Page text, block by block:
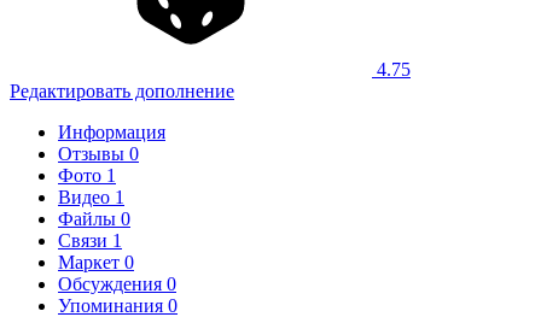
4.75
Редактировать дополнение
Информация
Отзывы 0
Фото 1
Видео 1
Файлы 0
Связи 1
Маркет 0
Обсуждения 0
Упоминания 0